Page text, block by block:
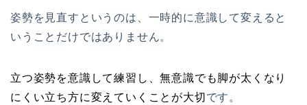
姿勢を見直すというのは、一時的に意識して変えると
いうことだけではありません。
立つ姿勢を意識して練習し、無意識でも脚が太くなり
にくい立ち方に変えていくことが大切です。